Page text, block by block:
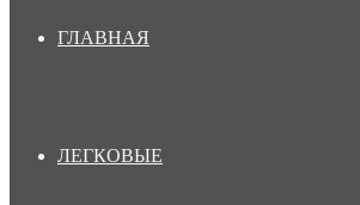
ГЛАВНАЯ
ЛЕГКОВЫЕ